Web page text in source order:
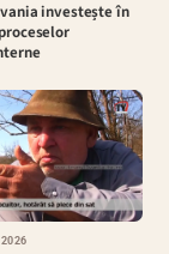
investește în